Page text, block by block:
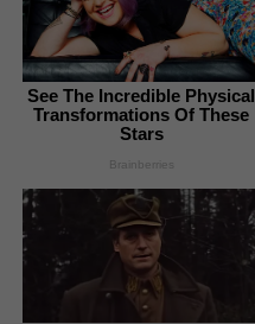
See The Incredible Physical
Transformations Of These
Stars
Brainberries